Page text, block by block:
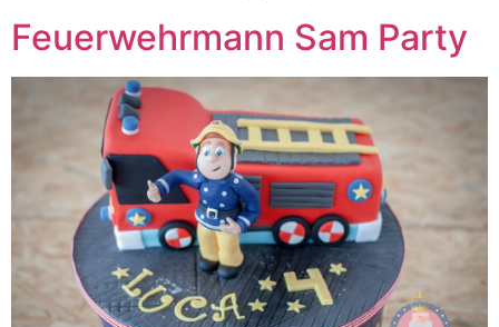
Feuerwehrmann Sam Party